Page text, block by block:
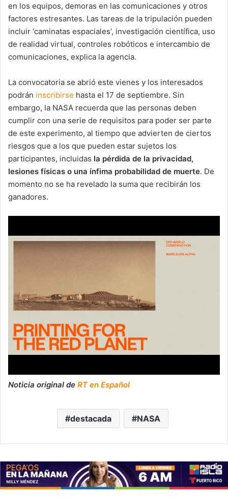
en los equipos, demoras en las comunicaciones y otros
factores estresantes. Las tareas de la tripulación pueden
incluir ‘caminatas espaciales’, investigación científica, uso
de realidad virtual, controles robóticos e intercambio de
comunicaciones, explica la agencia.
La convocatoria se abrió este vienes y los interesados
podrán inscribirse hasta el 17 de septiembre. Sin
embargo, la NASA recuerda que las personas deben
cumplir con una serie de requisitos para poder ser parte
de este experimento, al tiempo que advierten de ciertos
riesgos que a los que pueden estar sujetos los
participantes, incluidas la pérdida de la privacidad,
lesiones físicas o una ínfima probabilidad de muerte. De
momento no se ha revelado la suma que recibirán los
ganadores.
Noticia original de RT en Español
destacada NASA